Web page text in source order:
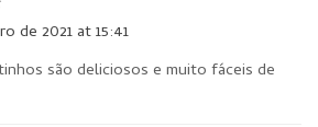
de 2021 at 15:41
são deliciosos e muito fáceis de